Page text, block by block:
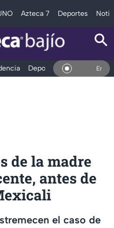
Azteca 7 Deportes
Deportes Espectáculos
En Vivo
de la madre
antes de
el caso de